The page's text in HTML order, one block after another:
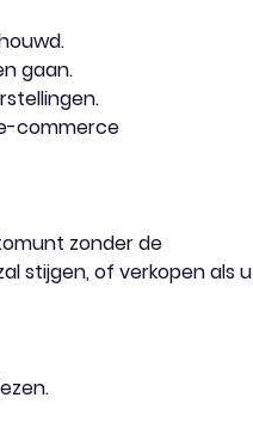
gaan.
commerce
zonder de
stijgen, of verkopen als u